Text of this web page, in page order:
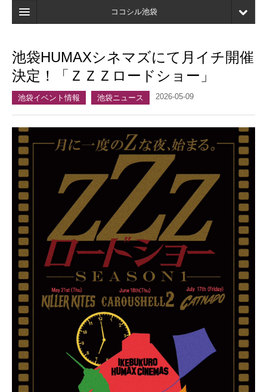
ココシル池袋
検索
店舗・施設最新情報
池袋HUMAXシネマズにて月イチ開催
決定！「ＺＺＺロードショー」
池袋イベント情報 池袋ニュース 2026-05-09